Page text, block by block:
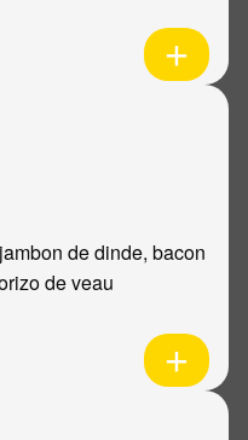
de dinde, bacon
de veau